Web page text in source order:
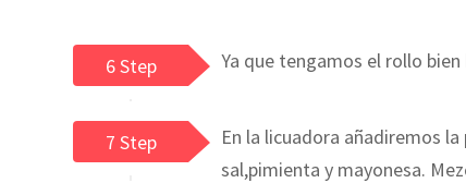
6 Step Ya que tengamos el rollo
7 Step
En la licuadora añadiremos
sal,pimienta y mayonesa.